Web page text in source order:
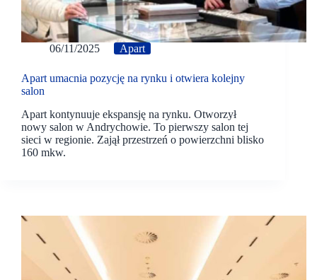
06/11/2025 Apart
Apart umacnia pozycję na rynku i otwiera kolejny
salon
Apart kontynuuje ekspansję na rynku. Otworzył
nowy salon w Andrychowie. To pierwszy salon tej
sieci w regionie. Zajął przestrzeń o powierzchni blisko
160 mkw.